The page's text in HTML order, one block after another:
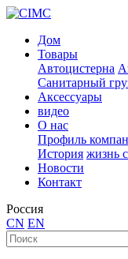
Дом
Товары
Автоцистерна
Санитарный
Аксессуары
видео
О нас
Профиль
История жизнь
Новости
Контакт
Россия
CN EN